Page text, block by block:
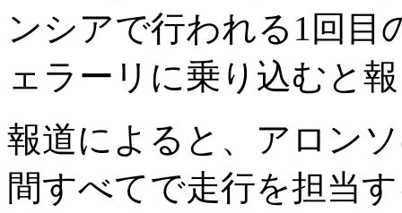
ンシアで行われる1回目
ェラーリに乗り込むと
報道によると、アロン
間すべてで走行を担当